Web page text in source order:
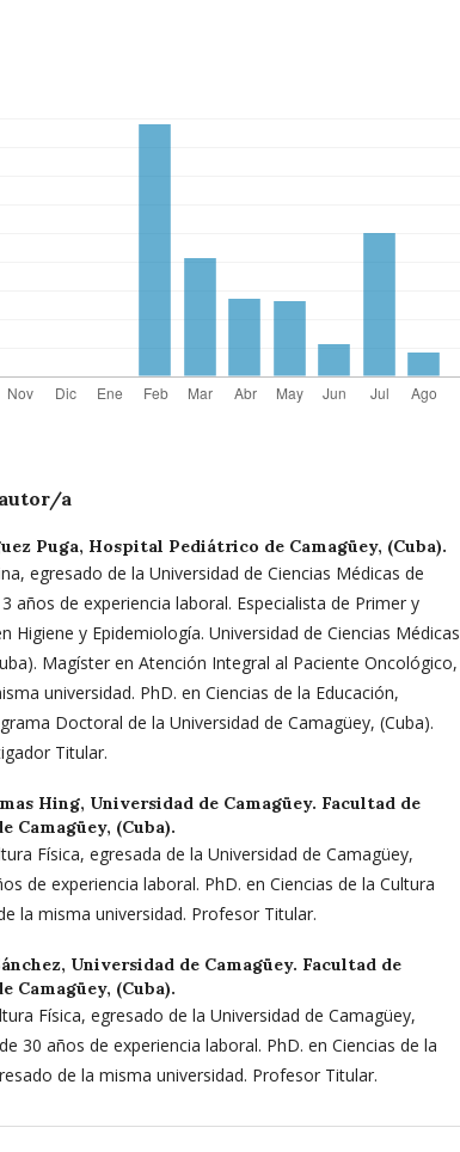
a
Puga, Hospital Pediátrico de Camagüey, (Cuba).
egresado de la Universidad de Ciencias Médicas de
años de experiencia laboral. Especialista de Primer y
Higiene y Epidemiología. Universidad de Ciencias Médicas
Magíster en Atención Integral al Paciente Oncológico,
universidad. PhD. en Ciencias de la Educación,
Doctoral de la Universidad de Camagüey, (Cuba).
Titular.
Hing, Universidad de Camagüey. Facultad de
Camagüey, (Cuba).
Física, egresada de la Universidad de Camagüey,
de experiencia laboral. PhD. en Ciencias de la Cultura
la misma universidad. Profesor Titular.
Universidad de Camagüey. Facultad de
Camagüey, (Cuba).
Física, egresado de la Universidad de Camagüey,
30 años de experiencia laboral. PhD. en Ciencias de la
de la misma universidad. Profesor Titular.